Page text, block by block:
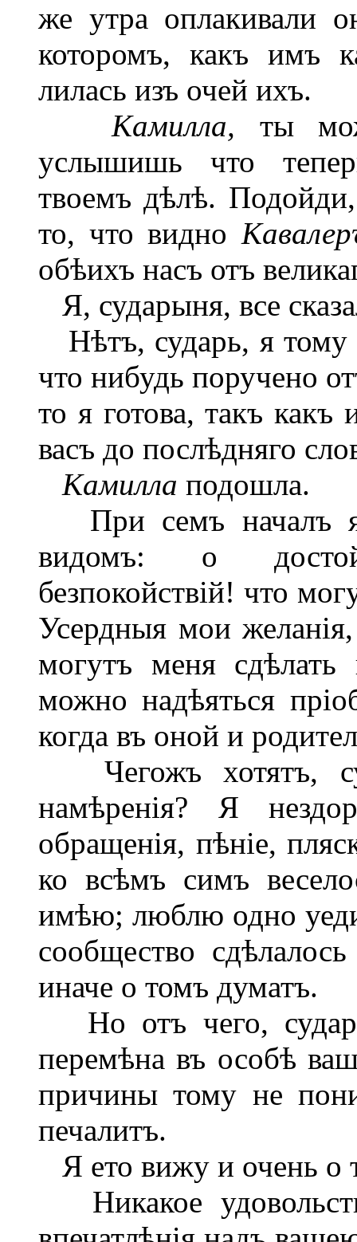
же утра оплакивали
которомъ, какъ имъ
лилась изъ очей ихъ.
Камилла, ты
услышишь что
твоемъ дѣлѣ.
то, что видно
обѣихъ насъ отъ
Я, сударыня, все
Нѣтъ, сударь, я
что нибудь поручено
то я готова, такъ
васъ до послѣдняго
Камилла подошла.
При семъ началъ я
видомъ: о
безпокойствій! что
Усердныя мои
могутъ меня
можно надѣяться
когда въ оной и
Чегожъ хотятъ,
намѣренія? Я
обращенія, пѣніе,
ко всѣмъ симъ
имѣю; люблю одно
сообщество
иначе о томъ думатъ.
Но отъ чего,
перемѣна въ особѣ
причины тому не
печалитъ.
Я ето вижу и очень о
Никакое